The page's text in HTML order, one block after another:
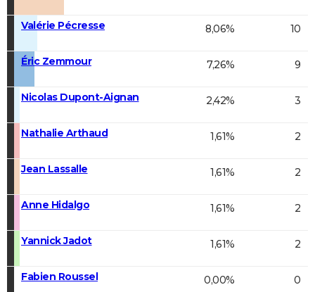
Valérie Pécresse 8,06% 10
Éric Zemmour 7,26% 9
Nicolas Dupont-Aignan 2,42% 3
Nathalie Arthaud 1,61% 2
Jean Lassalle 1,61% 2
Anne Hidalgo 1,61% 2
Yannick Jadot 1,61% 2
Fabien Roussel 0,00% 0